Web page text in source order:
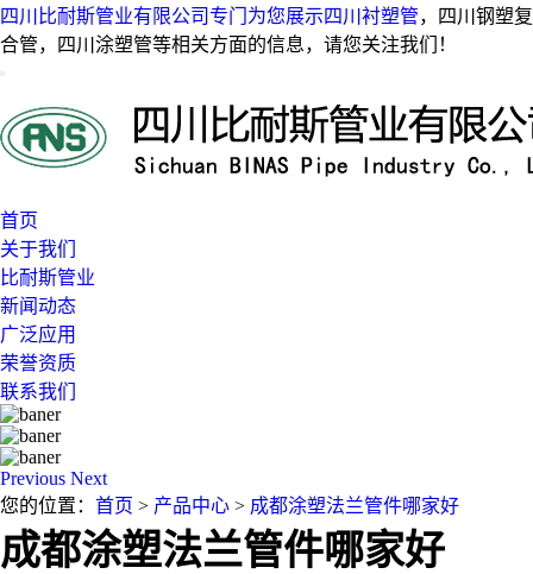
四川比耐斯管业有限公司专门为您展示四川衬塑管，四川钢塑复
合管，四川涂塑管等相关方面的信息，请您关注我们！
首页
关于我们
比耐斯管业
新闻动态
广泛应用
荣誉资质
联系我们
Previous Next
您的位置： 首页 > 产品中心 > 成都涂塑法兰管件哪家好
成都涂塑法兰管件哪家好